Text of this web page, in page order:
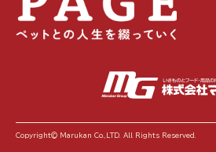
Copyright© Marukan Co.,LTD. All Rights Reserved.